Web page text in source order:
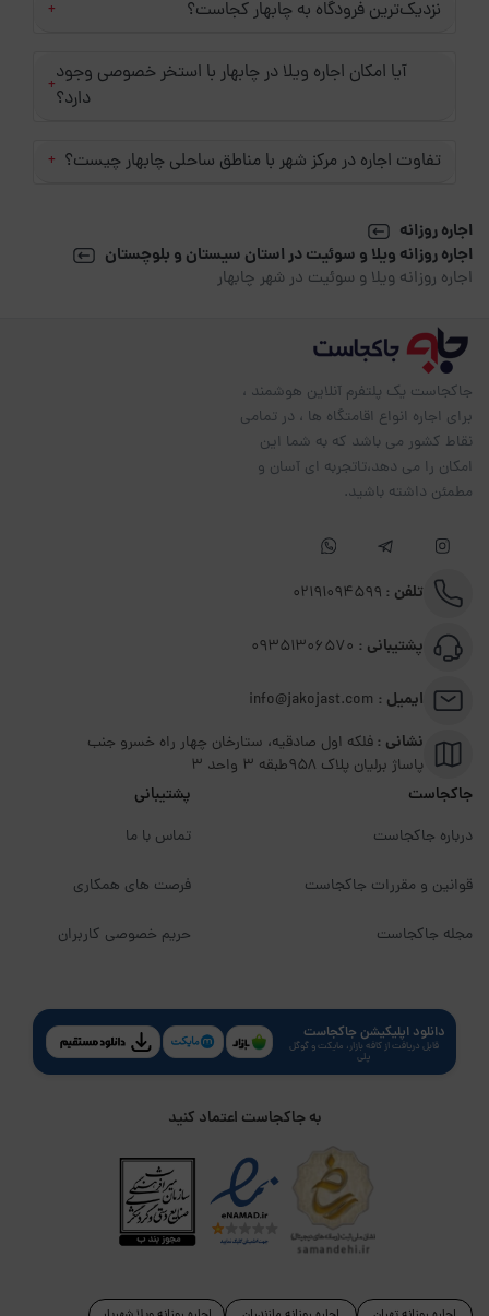
نزدیک‌ترین فرودگاه به چابهار کجاست؟ +
آیا امکان اجاره ویلا در چابهار با استخر خصوصی وجود
دارد؟+
تفاوت اجاره در مرکز شهر با مناطق ساحلی چابهار چیست؟ +
اجاره روزانه
اجاره روزانه ویلا و سوئیت در استان سیستان و بلوچستان
اجاره روزانه ویلا و سوئیت در شهر چابهار
جاکجاست یک پلتفرم آنلاین هوشمند ،
برای اجاره انواع اقامتگاه ها ، در تمامی
نقاط کشور می باشد که به شما این
امکان را می دهد،تاتجربه ای آسان و
مطمئن داشته باشید.
تلفن : 02191094599
پشتیبانی :
ایمیل :
نشانی :فلکه اول صادقیه، ستارخان چهار راه خسرو جنب
پاساژ برلیان پلاک ۹۵۸طبقه 3 واحد 3
جاکجاست
درباره جاکجاست
قوانین و مقررات جاکجاست
مجله جاکجاست
پشتیبانی
تماس با ما
فرصت های همکاری
حریم خصوصی کاربران
دانلود اپلیکیشن جاکجاست
قابل دریافت از کافه بازار، مایکت و گوگل
پلی
به جاکجاست اعتماد کنید